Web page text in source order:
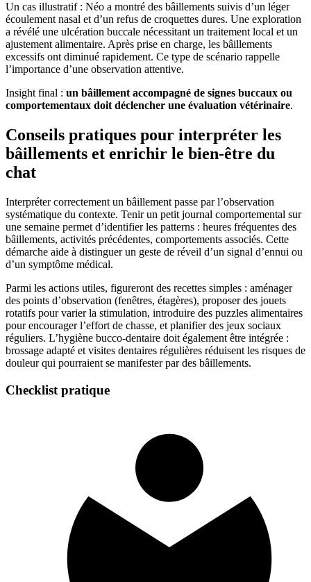
Un cas illustratif : Néo a montré des bâillements suivis d’un léger
écoulement nasal et d’un refus de croquettes dures. Une exploration
a révélé une ulcération buccale nécessitant un traitement local et un
ajustement alimentaire. Après prise en charge, les bâillements
excessifs ont diminué rapidement. Ce type de scénario rappelle
l’importance d’une observation attentive.
Insight final : un bâillement accompagné de signes buccaux ou
comportementaux doit déclencher une évaluation vétérinaire.
Conseils pratiques pour interpréter les
bâillements et enrichir le bien-être du
chat
Interpréter correctement un bâillement passe par l’observation
systématique du contexte. Tenir un petit journal comportemental sur
une semaine permet d’identifier les patterns : heures fréquentes des
bâillements, activités précédentes, comportements associés. Cette
démarche aide à distinguer un geste de réveil d’un signal d’ennui ou
d’un symptôme médical.
Parmi les actions utiles, figureront des recettes simples : aménager
des points d’observation (fenêtres, étagères), proposer des jouets
rotatifs pour varier la stimulation, introduire des puzzles alimentaires
pour encourager l’effort de chasse, et planifier des jeux sociaux
réguliers. L’hygiène bucco-dentaire doit également être intégrée :
brossage adapté et visites dentaires régulières réduisent les risques de
douleur qui pourraient se manifester par des bâillements.
Checklist pratique